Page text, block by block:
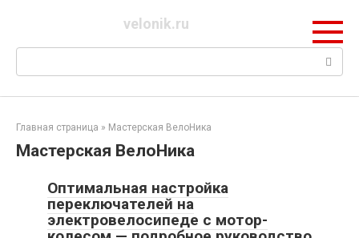
velonik.ru
Поиск:
Главная страница » Мастерская ВелоНика
Мастерская ВелоНика
Оптимальная настройка
переключателей на
электровелосипеде с мотор-